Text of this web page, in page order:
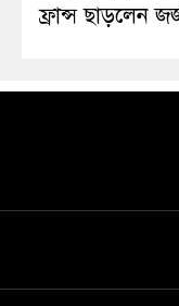
ফ্রান্স ছাড়লেন